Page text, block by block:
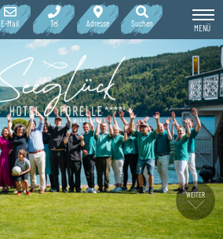
WEITER
E-Mail Tel Adresse Suchen MENÜ